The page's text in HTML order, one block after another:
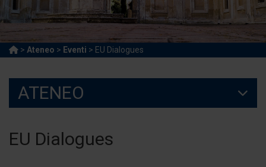
> Ateneo > Eventi > EU Dialogues
ATENEO
EU Dialogues